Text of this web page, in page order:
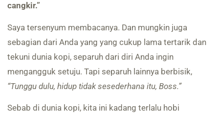
cangkir.”
Saya tersenyum membacanya. Dan mungkin juga
sebagian dari Anda yang yang cukup lama tertarik dan
tekuni dunia kopi, separuh dari diri Anda ingin
mengangguk setuju. Tapi separuh lainnya berbisik,
“Tunggu dulu, hidup tidak sesederhana itu, Boss.”
Sebab di dunia kopi, kita ini kadang terlalu hobi